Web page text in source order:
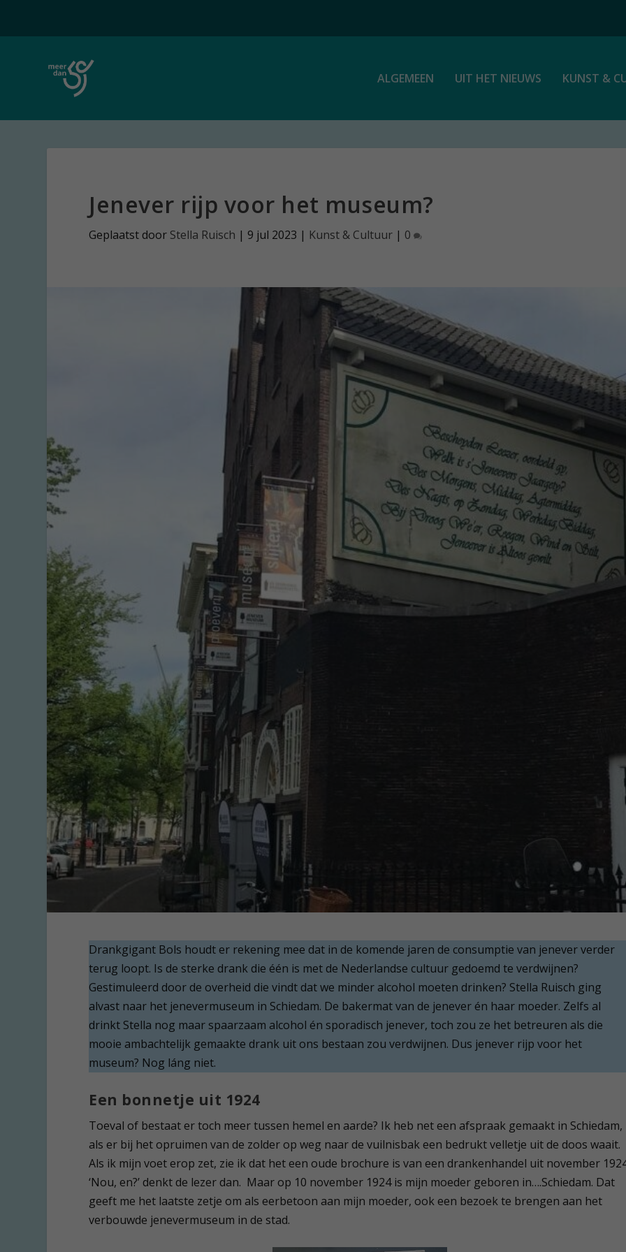
ALGEMEEN UIT HET NIEUWS KUNST &
Jenever rijp voor het museum?
Geplaatst door Stella Ruisch | 9 jul 2023 | Kunst & Cultuur | 0
Drankgigant Bols houdt er rekening mee dat in de komende jaren de consumptie van jenever verder
terug loopt. Is de sterke drank die één is met de Nederlandse cultuur gedoemd te verdwijnen?
Gestimuleerd door de overheid die vindt dat we minder alcohol moeten drinken? Stella Ruisch ging
alvast naar het jenevermuseum in Schiedam. De bakermat van de jenever én haar moeder. Zelfs al
drinkt Stella nog maar spaarzaam alcohol én sporadisch jenever, toch zou ze het betreuren als die
mooie ambachtelijk gemaakte drank uit ons bestaan zou verdwijnen. Dus jenever rijp voor het
museum? Nog láng niet.
Een bonnetje uit 1924
Toeval of bestaat er toch meer tussen hemel en aarde? Ik heb net een afspraak gemaakt in Schiedam,
als er bij het opruimen van de zolder op weg naar de vuilnisbak een bedrukt velletje uit de doos waait.
Als ik mijn voet erop zet, zie ik dat het een oude brochure is van een drankenhandel uit november
‘Nou, en?’ denkt de lezer dan. Maar op 10 november 1924 is mijn moeder geboren in….Schiedam. Dat
geeft me het laatste zetje om als eerbetoon aan mijn moeder, ook een bezoek te brengen aan het
verbouwde jenevermuseum in de stad.